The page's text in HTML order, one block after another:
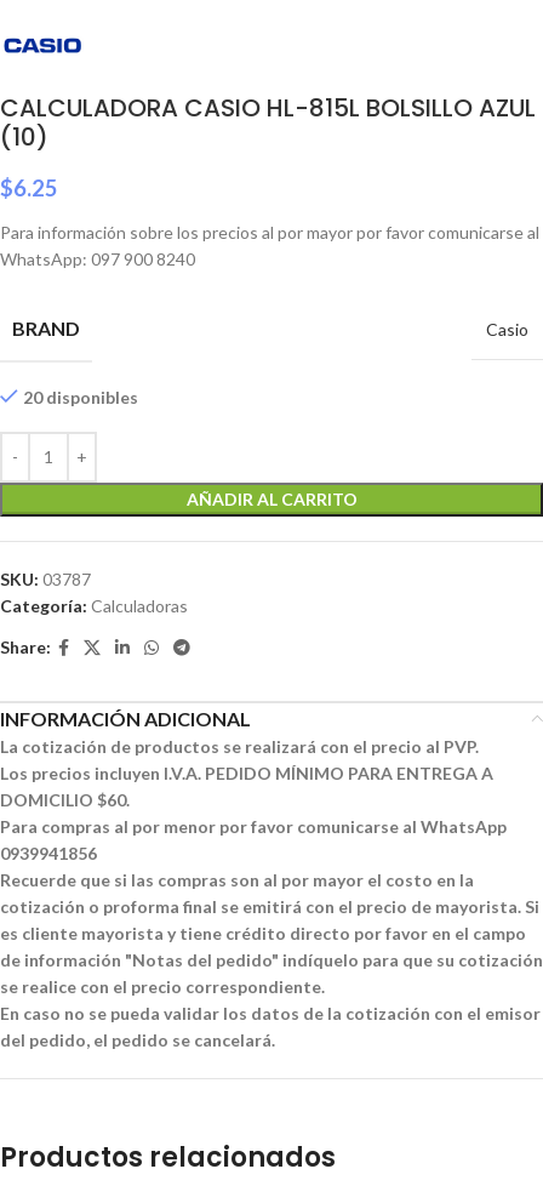
CALCULADORA CASIO HL-815L BOLSILLO AZUL
(10)
$6.25
Para información sobre los precios al por mayor por favor comunicarse al
WhatsApp: 097 900 8240
BRAND Casio
20 disponibles
AÑADIR AL CARRITO
SKU: 03787
Categoría: Calculadoras
Share:
INFORMACIÓN ADICIONAL
La cotización de productos se realizará con el precio al PVP.
Los precios incluyen I.V.A. PEDIDO MÍNIMO PARA ENTREGA A
DOMICILIO $60.
Para compras al por menor por favor comunicarse al WhatsApp
0939941856
Recuerde que si las compras son al por mayor el costo en la
cotización o proforma final se emitirá con el precio de mayorista. Si
es cliente mayorista y tiene crédito directo por favor en el campo
de información "Notas del pedido" indíquelo para que su cotización
se realice con el precio correspondiente.
En caso no se pueda validar los datos de la cotización con el emisor
del pedido, el pedido se cancelará.
Productos relacionados